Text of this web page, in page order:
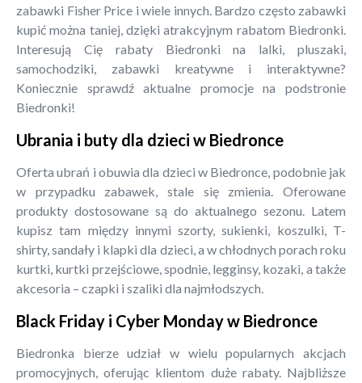
zabawki Fisher Price i wiele innych. Bardzo często zabawki
kupić można taniej, dzięki atrakcyjnym rabatom Biedronki.
Interesują Cię rabaty Biedronki na lalki, pluszaki,
samochodziki, zabawki kreatywne i interaktywne?
Koniecznie sprawdź aktualne promocje na podstronie
Biedronki!
Ubrania i buty dla dzieci w Biedronce
Oferta ubrań i obuwia dla dzieci w Biedronce, podobnie jak
w przypadku zabawek, stale się zmienia. Oferowane
produkty dostosowane są do aktualnego sezonu. Latem
kupisz tam między innymi szorty, sukienki, koszulki, T-
shirty, sandały i klapki dla dzieci, a w chłodnych porach roku
kurtki, kurtki przejściowe, spodnie, legginsy, kozaki, a także
akcesoria – czapki i szaliki dla najmłodszych.
Black Friday i Cyber Monday w Biedronce
Biedronka bierze udział w wielu popularnych akcjach
promocyjnych, oferując klientom duże rabaty. Najbliższe